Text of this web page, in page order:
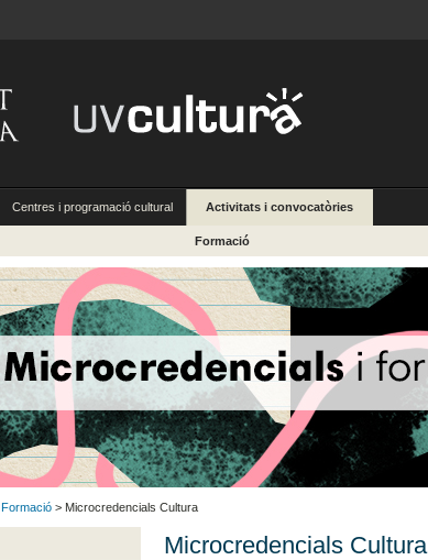
Centres i programació cultural Activitats i convocatòries
Formació
Formació > Microcredencials Cultura
Microcredencials Cultura